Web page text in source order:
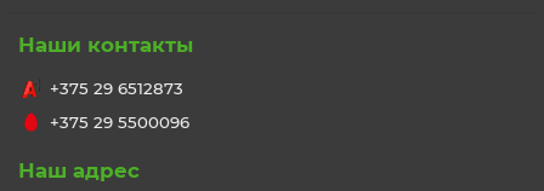
Наши контакты
+375 29 6512873
+375 29 5500096
Наш адрес